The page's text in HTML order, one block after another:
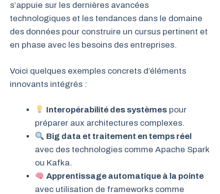
s’appuie sur les dernières avancées
technologiques et les tendances dans le domaine
des données pour construire un cursus pertinent et
en phase avec les besoins des entreprises.
Voici quelques exemples concrets d’éléments
innovants intégrés :
Interopérabilité des systèmes pour
préparer aux architectures complexes.
Big data et traitement en temps réel
avec des technologies comme Apache Spark
ou Kafka.
Apprentissage automatique à la pointe
avec utilisation de frameworks comme